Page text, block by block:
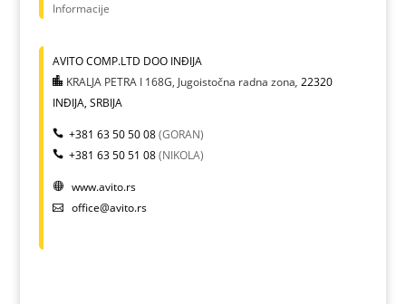
Informacije
AVITO COMP.LTD DOO INĐIJA
KRALJA PETRA I 168G, Jugoistočna radna zona, 22320
INĐIJA, SRBIJA
+381 63 50 50 08(GORAN)
+381 63 50 51 08(NIKOLA)
www.avito.rs
office@avito.rs